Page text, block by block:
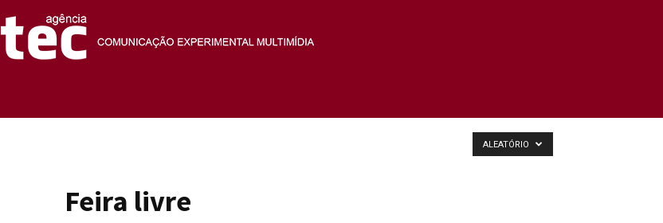
Feira livre
ALEATÓRIO